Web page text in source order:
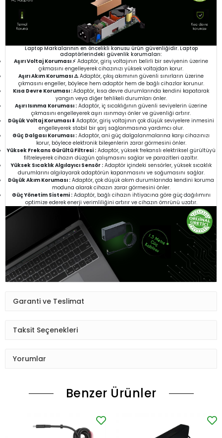
Laptop Markalarının en öncelikli konusu ürün güvenliğidir. Laptop
adaptörlerindeki güvenlik korumaları:
Aşırı Voltaj Koruması ⚡ Adaptör, giriş voltajının belirli bir seviyenin üzerine
çıkmasını engelleyerek cihazınızı yüksek voltajdan korur.
Aşırı Akım Koruması ⚠️Adaptör, çıkış akımının güvenli sınırların üzerine
çıkmasını engeller, böylece hem adaptör hem de bağlı cihazlar korunur.
Kısa Devre Koruması :Adaptör, kısa devre durumlarında kendini kapatarak
yangın veya diğer tehlikeli durumları önler.
Aşırı Isınma Koruması : Adaptör, iç sıcaklığının güvenli seviyelerin üzerine
çıkmasını engelleyerek aşırı ısınmayı önler ve güvenliği artırır.
Düşük Voltaj Koruması ⬇️ Adaptör, giriş voltajının çok düşük seviyelere inmesini
engelleyerek stabil bir şarj sağlanmasına yardımcı olur.
Güç Dalgası Koruması : Adaptör, ani güç dalgalanmalarına karşı cihazınızı
korur, böylece elektronik bileşenlerin zarar görmesini önler.
Yüksek Frekans Gürültü Filtresi :Adaptör, yüksek frekanslı elektriksel gürültüyü
filtreleyerek cihazın düzgün çalışmasını sağlar ve parazitleri azaltır.
Yüksek Sıcaklık Algılayıcı Sensör :Adaptör içindeki sensörler, yüksek sıcaklık
durumlarını algılayarak adaptörün kapanmasını ve soğumasını sağlar.
Düşük Akım Koruması : Adaptör, çok düşük akım durumlarında kendini koruma
moduna alarak cihazın zarar görmesini önler.
Güç Yönetim Sistemi :Adaptör, bağlı cihazın ihtiyacına göre güç dağılımını
optimize ederek enerji verimliliğini artırır ve cihazın ömrünü uzatır.
Garanti ve Teslimat
Taksit Seçenekleri
Yorumlar
Benzer Ürünler